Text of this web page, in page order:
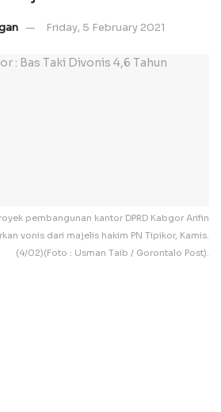
Friday, 5 February 2021
pembangunan kantor DPRD Kabgor Arifin
vonis dari majelis hakim PN Tipikor, Kamis.
(4/02)(Foto : Usman Taib / Gorontalo Post).